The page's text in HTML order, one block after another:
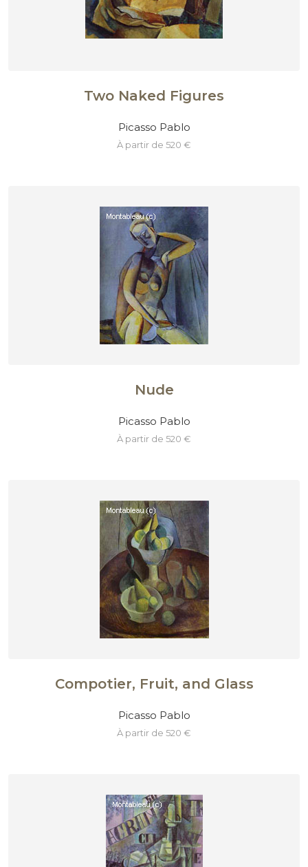
Two Naked Figures
Picasso Pablo
à partir de 520 €
Nude
Picasso Pablo
à partir de 520 €
Compotier, Fruit, and Glass
Picasso Pablo
à partir de 520 €